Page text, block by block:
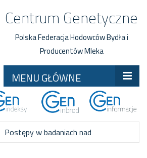
Centrum Genetyczne
Polska Federacja Hodowców Bydła i
Producentów Mleka
MENU GŁÓWNE
Postępy w badaniach nad